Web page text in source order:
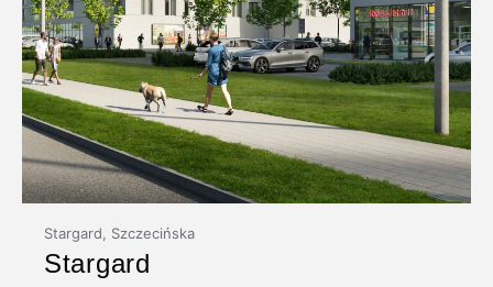
Stargard, Szczecińska
Stargard